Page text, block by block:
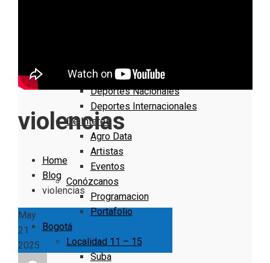
Deportes Locales
Deportes Nacionales
Deportes Internacionales
De Interés
Agro Data
Artistas
Eventos
Conózcanos
Programacion
Portafolio
Bogotá
Localidad 11 – 15
Suba
violencias
Home
Blog
violencias
May
21
2025